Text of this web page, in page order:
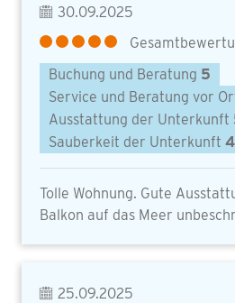
30.09.2025
Buchung und Beratung 5
Service und Beratung vor
Ausstattung der Unterkunft
Sauberkeit der Unterkunft 4
Tolle Wohnung. Gute
Balkon auf das Meer
25.09.2025